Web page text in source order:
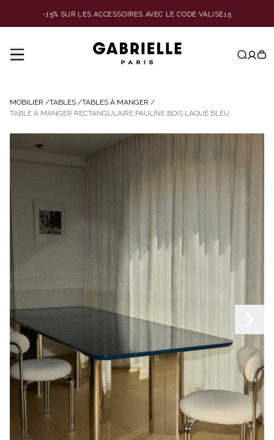
-15% SUR LES ACCESSOIRES AVEC LE CODE VALISE15
MOBILIER /TABLES /TABLES À MANGER /
TABLE À MANGER RECTANGULAIRE PAULINE BOIS LAQUÉ BLEU